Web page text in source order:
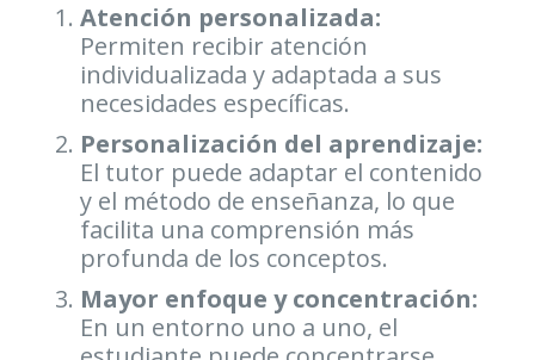
Atención personalizada:
Permiten recibir atención
individualizada y adaptada a sus
necesidades específicas.
Personalización del aprendizaje:
El tutor puede adaptar el contenido
y el método de enseñanza, lo que
facilita una comprensión más
profunda de los conceptos.
Mayor enfoque y concentración:
En un entorno uno a uno, el